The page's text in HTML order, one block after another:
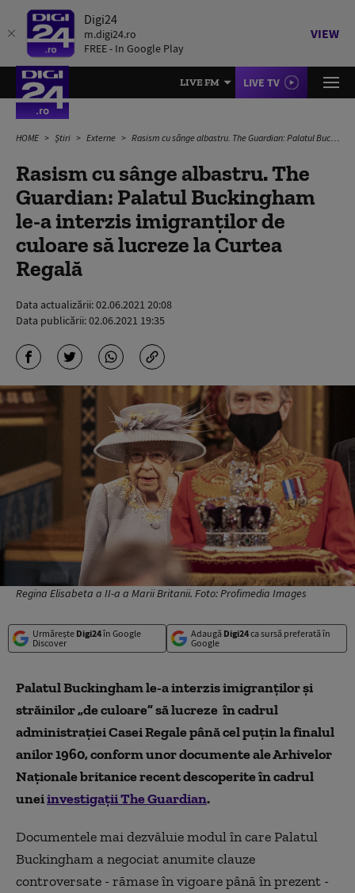
Digi24
m.digi24.ro
FREE - In Google Play
VIEW
LIVE FM LIVE TV
HOME Știri Externe Rasism cu sânge albastru. The Guardian: Palatul Buckingham le-a interzis imigranților de culoare să lucreze la Curtea Regală
Rasism cu sânge albastru. The
Guardian: Palatul Buckingham
le-a interzis imigranților de
culoare să lucreze la Curtea
Regală
Data actualizării:02.06.2021 20:08
Data publicării:02.06.2021 19:35
Regina Elisabeta a II-a a Marii Britanii. Foto: Profimedia Images
Urmărește Digi24în Google
Discover
Adaugă Digi24ca sursă preferată în
Google
Palatul Buckingham le-a interzis imigranților și
străinilor „de culoare” să lucreze în cadrul
administrației Casei Regale până cel puțin la finalul
anilor 1960, conform unor documente ale Arhivelor
Naționale britanice recent descoperite în cadrul
uneiinvestigații The Guardian.
Documentele mai dezvăluie modul în care Palatul
Buckingham a negociat anumite clauze
controversate - rămase în vigoare până în prezent -